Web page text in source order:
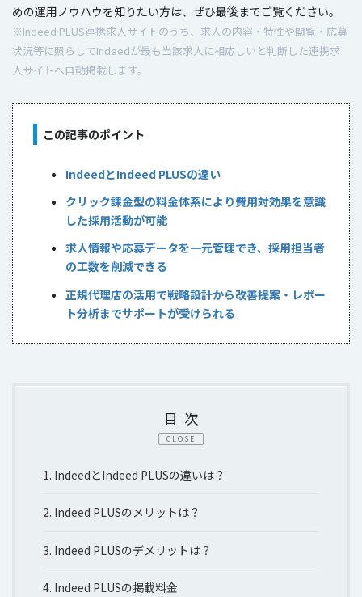
めの運用ノウハウを知りたい方は、ぜひ最後までご覧ください。
※Indeed PLUS連携求人サイトのうち、求人の内容・特性や閲覧・応募
状況等に照らしてIndeedが最も当該求人に相応しいと判断した連携求
人サイトへ自動掲載します。
この記事のポイント
IndeedとIndeed PLUSの違い
クリック課金型の料金体系により費用対効果を意識
した採用活動が可能
求人情報や応募データを一元管理でき、採用担当者
の工数を削減できる
正規代理店の活用で戦略設計から改善提案・レポー
ト分析までサポートが受けられる
目次
CLOSE
1. IndeedとIndeed PLUSの違いは？
2. Indeed PLUSのメリットは？
3. Indeed PLUSのデメリットは？
4. Indeed PLUSの掲載料金